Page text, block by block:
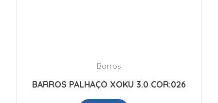
Barros
BARROS PALHAÇO XOKU 3.0 COR:026